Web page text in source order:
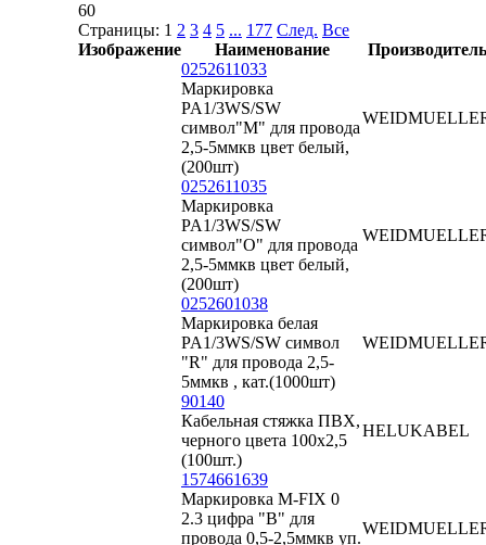
60
Страницы: 1 2 3 4 5 ... 177 След. Все
Изображение
Наименование
Производитель
0252611033
Маркировка
PA1/3WS/SW
символ"M" для провода
2,5-5ммкв цвет белый,
(200шт)
0252611035
Маркировка
PA1/3WS/SW
символ"O" для провода
2,5-5ммкв цвет белый,
(200шт)
0252601038
Маркировка белая
PA1/3WS/SW символ
"R" для провода 2,5-
5ммкв , кат.(1000шт)
90140
Кабельная стяжка ПВХ,
черного цвета 100х2,5
(100шт.)
HELUKABEL
1574661639
Маркировка M-FIX 0
2.3 цифра "B" для
провода 0,5-2,5ммкв уп.